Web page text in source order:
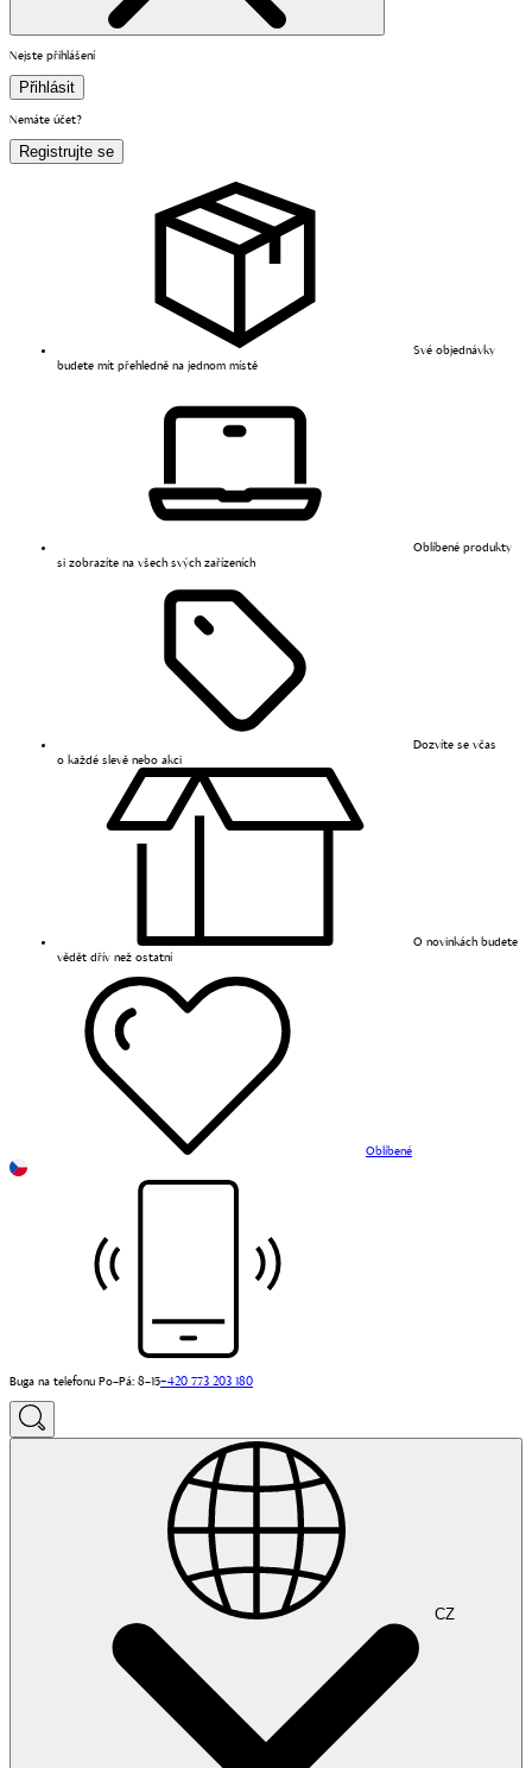
Nejste přihlášení
Přihlásit
Nemáte účet?
Registrujte se
Své objednávky
budete mít přehledně na jednom místě
Oblíbené produkty
si zobrazíte na všech svých zařízeních
Dozvíte se včas
o každé slevě nebo akci
O novinkách budete
vědět dřív než ostatní
Oblíbené
Buga na telefonu Po–Pá: 8–15+420 773 203 180
CZ